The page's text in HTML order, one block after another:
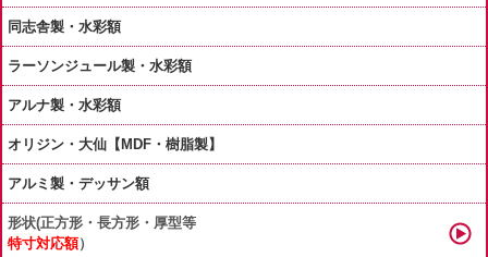
同志舎製・水彩額
ラーソンジュール製・水彩額
アルナ製・水彩額
オリジン・大仙【MDF・樹脂製】
アルミ製・デッサン額
形状(正方形・長方形・厚型等
特寸対応額）